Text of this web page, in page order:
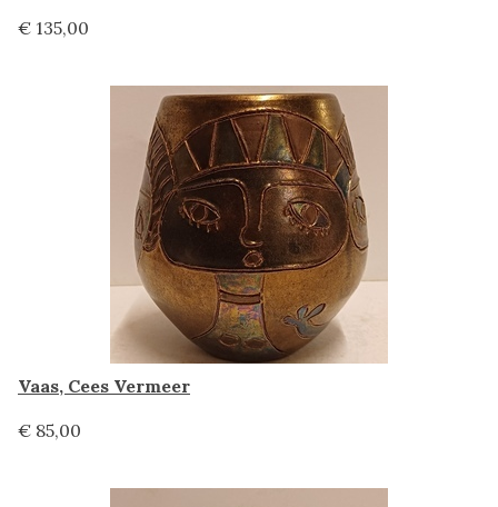
€ 135,00
Vaas, Cees Vermeer
€ 85,00